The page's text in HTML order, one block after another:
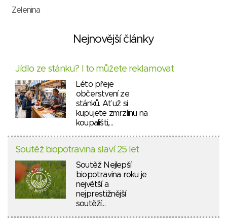
Zelenina
Nejnovější články
Jídlo ze stánku? I to můžete reklamovat
Léto přeje
občerstvení ze
stánků. Ať už si
kupujete zmrzlinu na
koupališti,…
Soutěž biopotravina slaví 25 let
Soutěž Nejlepší
biopotravina roku je
největší a
nejprestižnější
soutěží…